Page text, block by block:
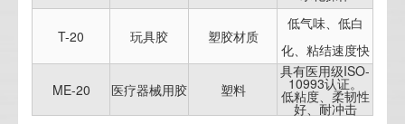
T-20 玩具胶 塑胶材质
低气味、低白
化、粘结速度快
ME-20 医疗器械用胶 塑料
具有医用级ISO-
10993认证。
低粘度、柔韧性
好、耐冲击